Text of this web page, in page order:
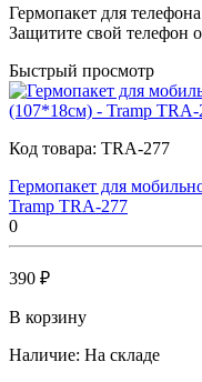
Гермопакет для
Защитите свой телефон
Быстрый просмотр
Код товара: TRA-277
Гермопакет для
Tramp TRA-277
0
390 ₽
В корзину
Наличие: На складе